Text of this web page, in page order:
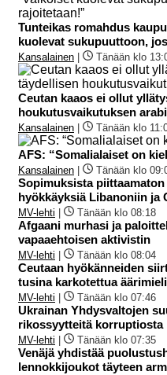
Tunteikas romahdus
kuolevat sukupuuttoon,
Kansalainen Tänään klo
Ceutan kaaos ei ollut
houkutusvaikutuksen
Kansalainen Tänään klo
AFS: “Somalialaiset on
Kansalainen Tänään klo
Sopimuksista
hyökkäyksiä Libanoniin ja
MV-lehti Tänään klo 08:18
Afgaani murhasi ja
vapaaehtoisen aktivistin
MV-lehti Tänään klo 08:04
Ceutaan hyökänneiden
tusina karkotettua
MV-lehti Tänään klo 07:46
Ukrainan Yhdysvaltojen
rikossyytteitä korruptiosta
MV-lehti Tänään klo 07:35
Venäjä yhdistää
lennokkijoukot täyteen